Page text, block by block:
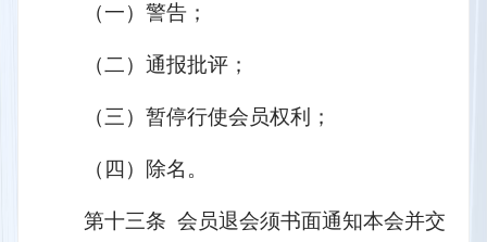
（一）警告；
（二）通报批评；
（三）暂停行使会员权利；
（四）除名。
第十三条  会员退会须书面通知本会并交